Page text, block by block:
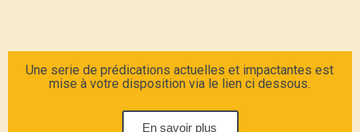
Une serie de prédications actuelles et impactantes est
mise à votre disposition via le lien ci dessous.
En savoir plus